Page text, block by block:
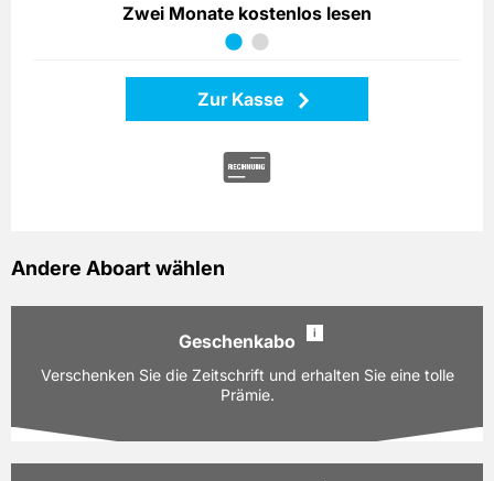
Zwei Monate kostenlos lesen
Zur Kasse
Andere Aboart wählen
Geschenkabo i
Verschenken Sie die Zeitschrift und erhalten Sie eine tolle
Prämie.